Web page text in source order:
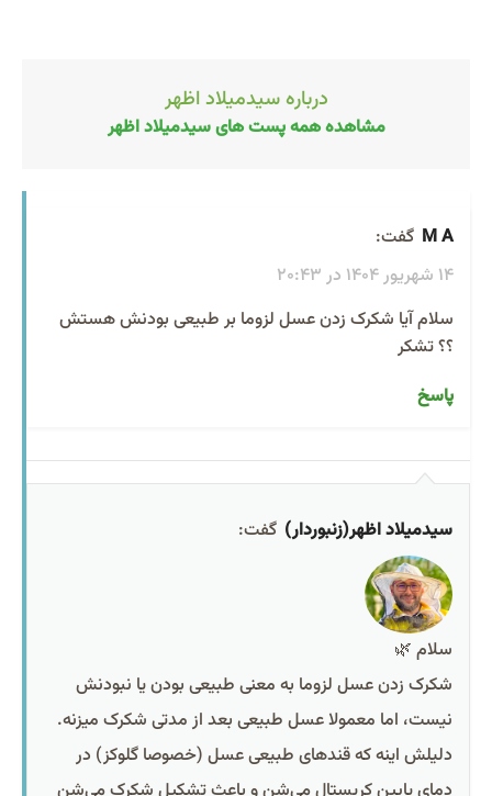
درباره سیدمیلاد اظهر
مشاهده همه پست های سیدمیلاد اظهر
M A
گفت:
14 شهریور 1404 در 20:43
سلام آیا شکرک زدن عسل لزوما بر طبیعی بودنش هستش
؟؟ تشکر
پاسخ
سیدمیلاد اظهر(زنبوردار) گفت:
سلام 🌿
شکرک زدن عسل لزوما به معنی طبیعی بودن یا نبودنش
نیست، اما معمولا عسل طبیعی بعد از مدتی شکرک میزنه.
دلیلش اینه که قندهای طبیعی عسل (خصوصا گلوکز) در